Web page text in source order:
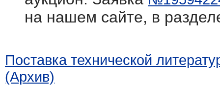
на нашем сайте, в
Поставка технической
(Архив)